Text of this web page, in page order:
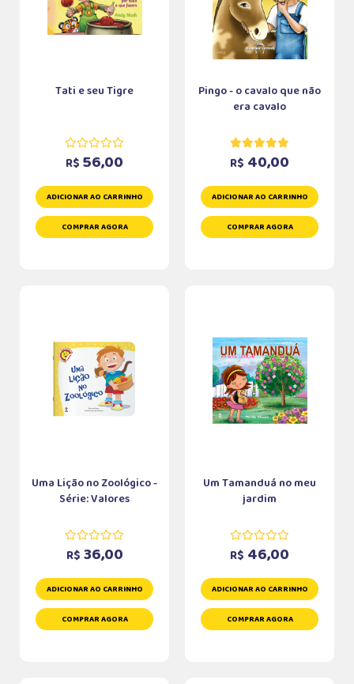
Tati e seu Tigre
R$ 56,00
ADICIONAR AO CARRINHO
COMPRAR AGORA
Pingo - o cavalo que não
era cavalo
R$ 40,00
ADICIONAR AO CARRINHO
COMPRAR AGORA
Uma Lição no Zoológico -
Série: Valores
R$ 36,00
ADICIONAR AO CARRINHO
COMPRAR AGORA
Um Tamanduá no meu
jardim
R$ 46,00
ADICIONAR AO CARRINHO
COMPRAR AGORA